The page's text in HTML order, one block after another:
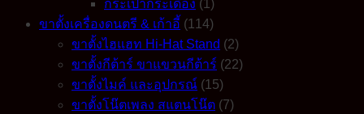
กระเป๋ากระเดื่อง (1)
ขาตั้งเครื่องดนตรี & เก้าอี้ (114)
ขาตั้งไฮแฮท Hi-Hat Stand (2)
ขาตั้งกีต้าร์ ขาแขวนกีต้าร์ (22)
ขาตั้งไมค์ และอุปกรณ์ (15)
ขาตั้งโน๊ตเพลง สแตนโน๊ต (7)